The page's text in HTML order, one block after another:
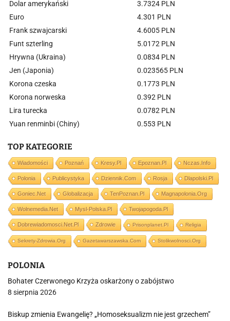
Dolar amerykański
3.7324 PLN
Euro
4.301 PLN
Frank szwajcarski
4.6005 PLN
Funt szterling
5.0172 PLN
Hrywna (Ukraina)
0.0834 PLN
Jen (Japonia)
0.023565 PLN
Korona czeska
0.1773 PLN
Korona norweska
0.392 PLN
Lira turecka
0.0782 PLN
Yuan renminbi (Chiny)
0.553 PLN
TOP KATEGORIE
Wiadomości Poznań Kresy.pl Epoznan.pl Nczas.info
Polonia Publicystyka Dziennik.com Rosja Dlapolski.pl
Goniec.net Globalizacja TenPoznan.pl Magnapolonia.org
Wolnemedia.net Mysl-Polska.pl Twojapogoda.pl
Dobrewiadomosci.net.pl Zdrowie Prisonplanet.pl Religia
Sekrety-Zdrowia.org Gazetawarszawska.com Stolikwolnosci.org
POLONIA
Bohater Czerwonego Krzyża oskarżony o zabójstwo
8 sierpnia 2026
Biskup zmienia Ewangelię? „Homoseksualizm nie jest grzechem”